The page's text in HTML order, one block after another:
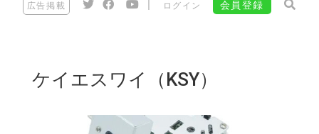
広告掲載 ログイン 会員登録
ケイエスワイ（KSY）